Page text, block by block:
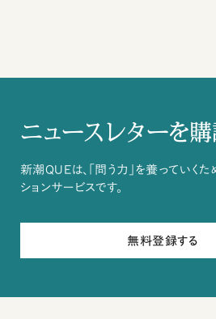
ニュースレターを
新潮QUEは、「問う力」を養っていく
ションサービスです。
無料登録する